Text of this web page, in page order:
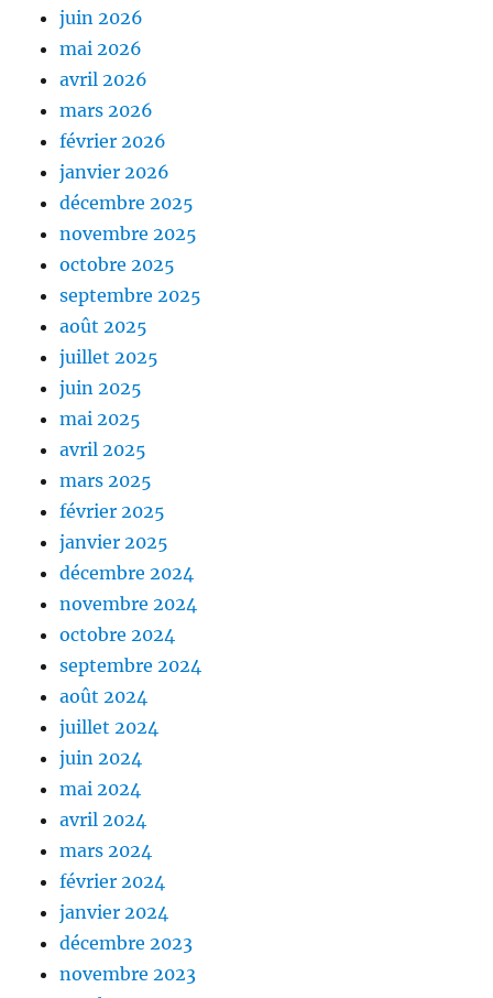
juin 2026
mai 2026
avril 2026
mars 2026
février 2026
janvier 2026
décembre 2025
novembre 2025
octobre 2025
septembre 2025
août 2025
juillet 2025
juin 2025
mai 2025
avril 2025
mars 2025
février 2025
janvier 2025
décembre 2024
novembre 2024
octobre 2024
septembre 2024
août 2024
juillet 2024
juin 2024
mai 2024
avril 2024
mars 2024
février 2024
janvier 2024
décembre 2023
novembre 2023